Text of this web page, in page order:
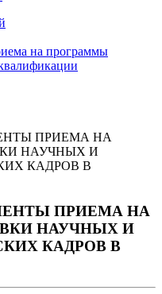
на программы
ПРИЕМА НА
НАУЧНЫХ И
КАДРОВ В
ПРИЕМА НА
НАУЧНЫХ И
КАДРОВ В